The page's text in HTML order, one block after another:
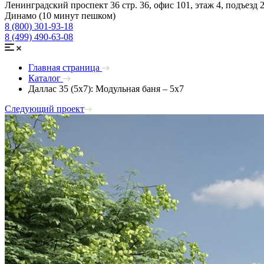
Ленинградский проспект 36 стр. 36, офис 101, этаж 4, подъезд 2
Динамо (10 минут пешком)
8 (800) 301-93-18
8 (499) 490-63-08
Главная страница
Каталог
Даллас 35 (5х7): Модульная баня – 5х7
Следующий проект